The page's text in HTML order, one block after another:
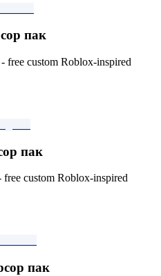
пак
free custom Roblox-inspired
пак
custom Roblox-inspired
пак